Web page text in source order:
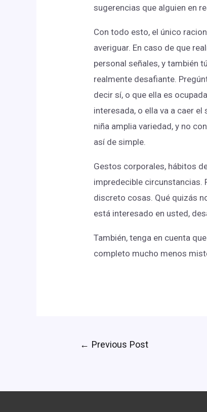
sugerencias que alguien en
Con todo esto, el único
averiguar. En caso de que
personal señales, y también
realmente desafiante.
decir sí, o que ella es
interesada, o ella va a caer
niña amplia variedad, y no
así de simple.
Gestos corporales, hábitos
impredecible circunstancias.
discreto cosas. Qué quizás
está interesado en usted,
También, tenga en cuenta
completo mucho menos
← Previous Post